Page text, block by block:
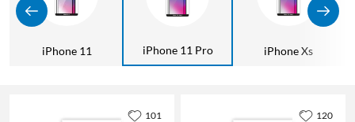
iPhone 11 iPhone 11 Pro iPhone Xs
101 120